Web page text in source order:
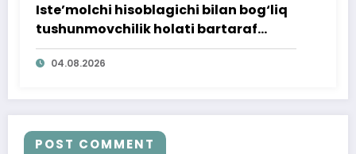
Iste’molchi hisoblagichi bilan bog‘liq
tushunmovchilik holati bartaraf
qilindi
04.08.2026
POST COMMENT